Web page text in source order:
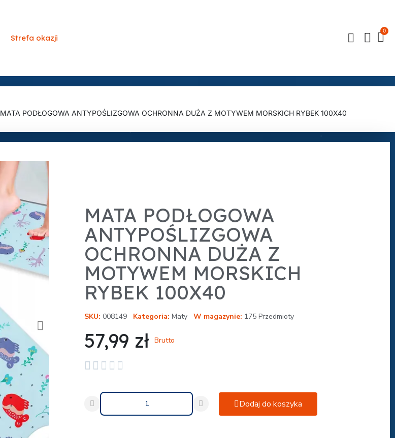
Strefa okazji
MATA PODŁOGOWA ANTYPOŚLIZGOWA OCHRONNA DUŻA Z MOTYWEM MORSKICH RYBEK 100X40
MATA PODŁOGOWA
ANTYPOŚLIZGOWA
OCHRONNA DUŻA Z
MOTYWEM MORSKICH
RYBEK 100X40
SKU 008149 Kategoria Maty W magazynie 175 Przedmioty
57,99 zł Brutto
    
Dodaj do koszyka